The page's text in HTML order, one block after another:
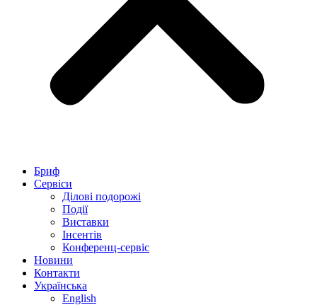
Бриф
Сервіси
Ділові подорожі
Події
Виставки
Інсентів
Конференц-сервіс
Новини
Контакти
Українська
English